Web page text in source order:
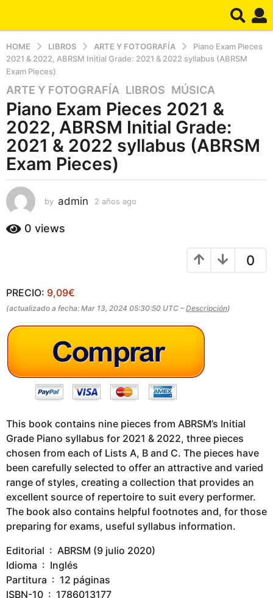
HOME LIBROS ARTE Y FOTOGRAFÍA
Piano Exam Pieces
2021 & 2022, ABRSM Initial Grade: 2021 & 2022 syllabus (ABRSM
Exam Pieces)
2
a
ñ
o
s
a
o
2
a
ñ
g
o
ARTE Y FOTOGRAFÍA ,LIBROS ,MÚSICA
Piano Exam Pieces 2021 &
2022, ABRSM Initial Grade:
2021 & 2022 syllabus (ABRSM
Exam Pieces)
by admin 2 años ago
0 views
0
PRECIO: 9,09€
(actualizado a fecha: Mar 13, 2024 05:30:50 UTC – Descripción)
This book contains nine pieces from ABRSM’s Initial
Grade Piano syllabus for 2021 & 2022, three pieces
chosen from each of Lists A, B and C. The pieces have
been carefully selected to offer an attractive and varied
range of styles, creating a collection that provides an
excellent source of repertoire to suit every performer.
The book also contains helpful footnotes and, for those
preparing for exams, useful syllabus information.
Editorial ‏ : ‎ ABRSM (9 julio 2020)
Idioma ‏ : ‎ Inglés
Partitura ‏ : ‎ 12 páginas
ISBN-10 ‏ : ‎ 1786013177